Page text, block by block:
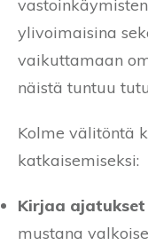
ylivoimaisina
vaikuttamaan
näistä tuntuu
Kolme välitöntä
katkaisemiseksi:
Kirjaa ajatukset
mustana